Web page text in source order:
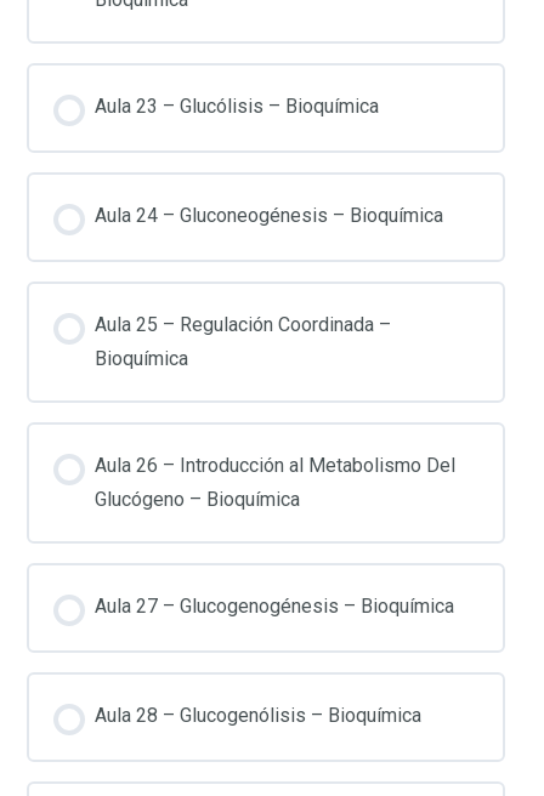
Aula 23 – Glucólisis – Bioquímica
Aula 24 – Gluconeogénesis – Bioquímica
Aula 25 – Regulación Coordinada –
Bioquímica
Aula 26 – Introducción al Metabolismo Del
Glucógeno – Bioquímica
Aula 27 – Glucogenogénesis – Bioquímica
Aula 28 – Glucogenólisis – Bioquímica